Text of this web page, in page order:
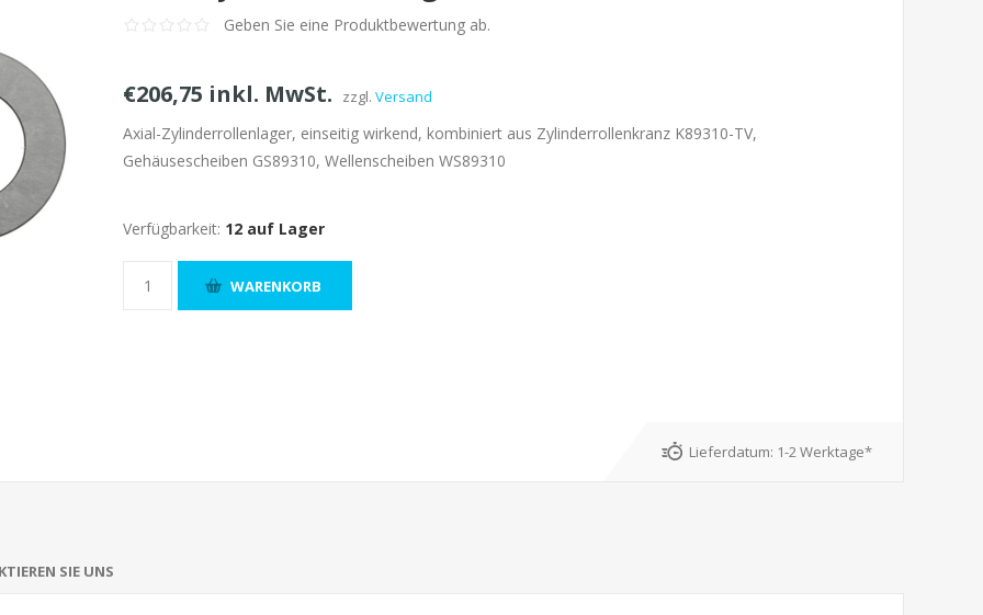
Geben Sie eine Produktbewertung ab.
€206,75 inkl. MwSt. zzgl.Versand
Axial-Zylinderrollenlager, einseitig wirkend, kombiniert aus Zylinderrollenkranz K89310-TV,
Gehäusescheiben GS89310, Wellenscheiben WS89310
Verfügbarkeit: 12 auf Lager
Lieferdatum: 1-2 Werktage*
SIE UNS